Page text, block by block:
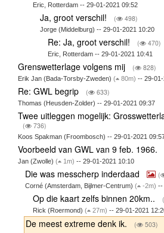
Eric, Rotterdam -- 29-01-2021 09:52
Ja, groot verschil! ( 498)
Jorge (Middelburg) -- 29-01-2021 10:20
Re: Ja, groot verschil! ( 470)
Eric, Rotterdam -- 29-01-2021 10:41
Grenswetterlage volgens mij ( 828)
Erik Jan (Bada-Torsby-Zweden) ( 80m) -- 29-
Re: GWL begrip ( 633)
Thomas (Heusden-Zolder) -- 29-01-2021 09:37
Twee uitleggen mogelijk:
( 736)
Koos Spakman (Froombosch) -- 29-01-2021
Voorbeeld van GWL van 9 feb. 1966.
Jan (Zwolle) ( 1m) -- 29-01-2021 10:10
Die was messcherp inderdaad (
Corné (Amsterdam, Bijlmer-Centrum)( -2m) --
Op die kaart zelfs binnen 20km.. (
Rick (Roermond) ( 27m) -- 29-01-2021
De meest extreme denk ik. ( 503)